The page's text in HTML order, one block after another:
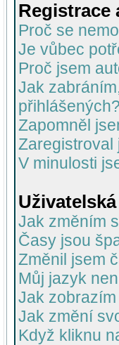
Registrace
Proč se
Je vůbec
Proč jsem
Jak
přihlášených?
Zapomněl
Zaregistroval
V minulosti
Jak změním
Časy jsou
Změnil jsem
Můj jazyk
Jak
Jak změní
Když kliknu